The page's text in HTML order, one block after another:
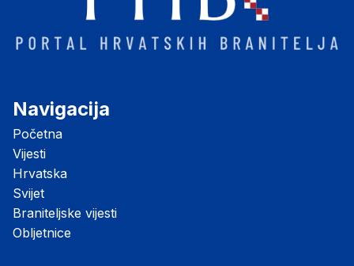
Navigacija
Početna
Vijesti
Hrvatska
Svijet
Braniteljske vijesti
Obljetnice